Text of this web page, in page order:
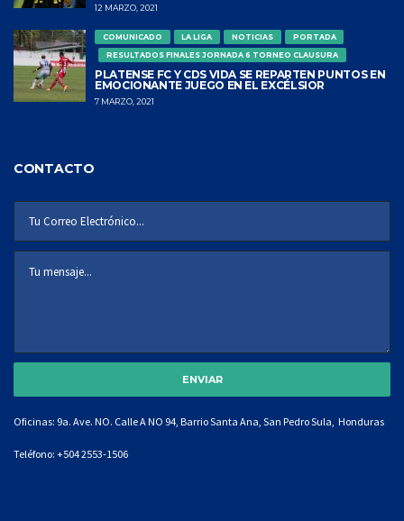
12 MARZO, 2021
COMUNICADO LA LIGA NOTICIAS
PORTADA
RESULTADOS FINALES JORNADA 6 TORNEO CLAUSURA
PLATENSE FC Y CDS VIDA SE REPARTEN PUNTOS EN
EMOCIONANTE JUEGO EN EL EXCÉLSIOR
7 MARZO, 2021
CONTACTO
Oficinas: 9a. Ave. NO. Calle A NO 94, Barrio Santa Ana, San Pedro Sula, Honduras
Teléfono: +504 2553-1506